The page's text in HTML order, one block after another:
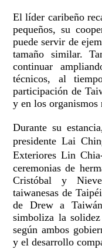
El líder caribeño
pequeños, su
puede servir de
tamaño similar.
continuar
técnicos, al
participación de
y en los organismos
Durante su
presidente Lai
Exteriores Lin
ceremonias de
Cristóbal y
taiwanesas de
de Drew a
simboliza la
según ambos
y el desarrollo